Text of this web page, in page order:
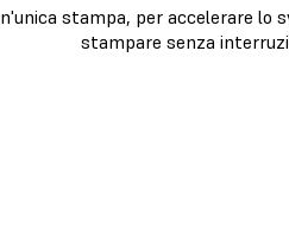
stampa, per accelerare lo
stampare senza